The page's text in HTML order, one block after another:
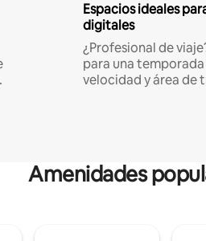
Espacios ideales
digitales
¿Profesional de
para una
velocidad y área de
Amenidades